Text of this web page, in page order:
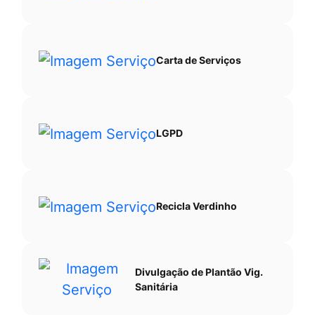
Carta de Serviços
LGPD
Recicla Verdinho
Divulgação de Plantão Vig.
Sanitária